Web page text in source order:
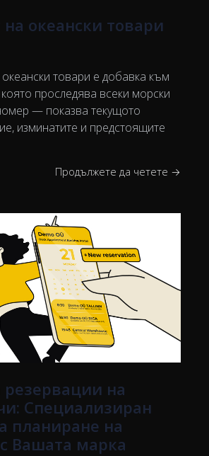
океански товари
товари е добавка към
проследява всеки морски
— показва текущото
изминатите и предстоящите
Продължете да четете →
резервации на
Специализиран
планиране на
Вашата марка